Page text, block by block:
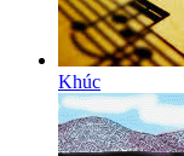
Khúc